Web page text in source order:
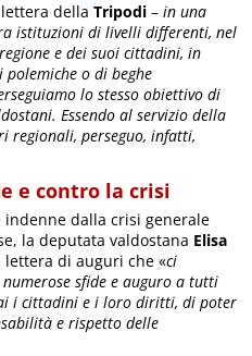
lettera dellaTripodi – in una
istituzioni di livelli differenti, nel
e dei suoi cittadini, in
o di beghe
lo stesso obiettivo di
Essendo al servizio della
regionali, perseguo, infatti,
e contro la crisi
indenne dalla crisi generale
la deputata valdostana Elisa
di auguri che «ci
sfide e auguro a tutti
i cittadini e i loro diritti, di poter
e rispetto delle